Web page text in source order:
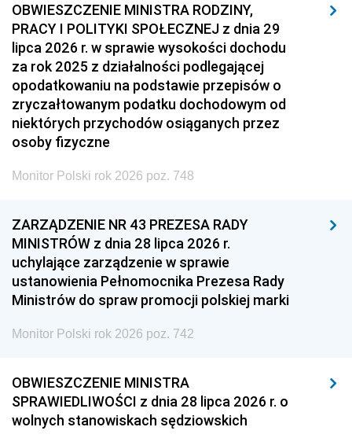
OBWIESZCZENIE MINISTRA RODZINY,
PRACY I POLITYKI SPOŁECZNEJ z dnia 29
lipca 2026 r. w sprawie wysokości dochodu
za rok 2025 z działalności podlegającej
opodatkowaniu na podstawie przepisów o
zryczałtowanym podatku dochodowym od
niektórych przychodów osiąganych przez
osoby fizyczne
Monitor Polski rok 2026 poz. 748
ZARZĄDZENIE NR 43 PREZESA RADY
MINISTRÓW z dnia 28 lipca 2026 r.
uchylające zarządzenie w sprawie
ustanowienia Pełnomocnika Prezesa Rady
Ministrów do spraw promocji polskiej marki
Monitor Polski rok 2026 poz. 742
OBWIESZCZENIE MINISTRA
SPRAWIEDLIWOŚCI z dnia 28 lipca 2026 r. o
wolnych stanowiskach sędziowskich